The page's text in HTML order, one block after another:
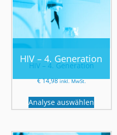
HIV – 4. Generation
HIV – 4. Generation
€14,98 inkl. MwSt.
Analyse auswählen